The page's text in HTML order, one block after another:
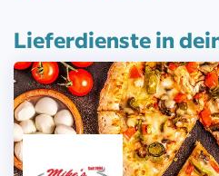
Lieferdienste in